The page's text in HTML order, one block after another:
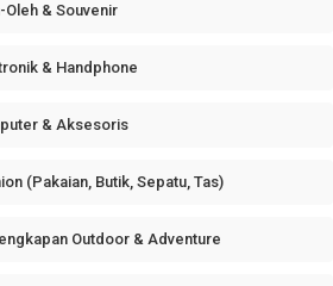
& Souvenir
& Handphone
& Aksesoris
(Pakaian, Butik, Sepatu, Tas)
Outdoor & Adventure